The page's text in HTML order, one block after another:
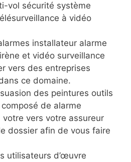
vol sécurité système
à vidéo
installateur alarme
et vidéo surveillance
vers des entreprises
ce domaine.
des peintures outils
de alarme
votre vers votre assureur
dossier afin de vous faire
utilisateurs d’œuvre